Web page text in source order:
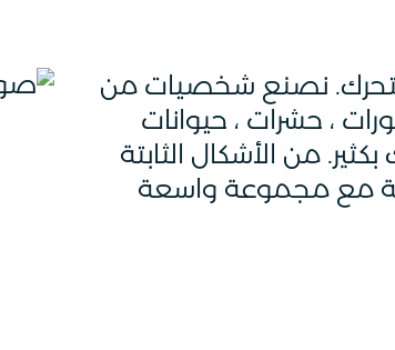
متحرك. نصنع شخصيات من
، حشرات ، حيوانات
من الأشكال الثابتة
مع مجموعة واسعة